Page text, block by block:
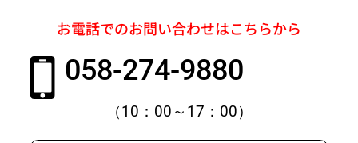
お電話でのお問い合わせはこちらから
058-274-9880
（10：00～17：00）